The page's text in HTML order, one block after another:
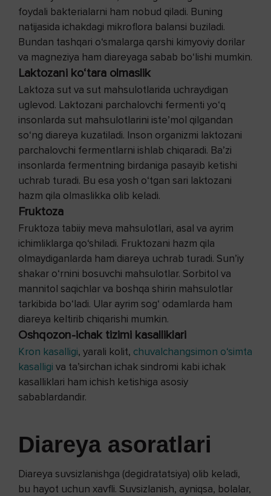
foydali bakterialarni ham nobud qiladi. Buning
natijasida ichakdagi mikroflora balansi buziladi.
Bundan tashqari o‘smalarga qarshi kimyoviy dorilar
va magneziya ham diareyaga sabab bo‘lishi mumkin.
Laktozani ko‘tara olmaslik
Laktoza sut va sut mahsulotlarida uchraydigan
uglevod. Laktozani parchalovchi fermenti yo‘q
insonlarda sut mahsulotlarini iste’mol qilgandan
so‘ng diareya kuzatiladi. Inson organizmi laktozani
parchalovchi fermentlarni ishlab chiqaradi. Ba’zi
insonlarda fermentning birdaniga pasayib ketishi
uchrab turadi. Bu esa yosh o‘tgan sari laktozani
hazm qila olmaslikka olib keladi.
Fruktoza
Fruktoza tabiiy meva mahsulotlari, asal va ayrim
ichimliklarga qo‘shiladi. Fruktozani hazm qila
olmaydiganlarda ham diareya uchrab turadi. Sun’iy
shakar o‘rnini bosuvchi mahsulotlar. Sorbitol va
mannitol saqichlar va boshqa shirin mahsulotlar
tarkibida bo‘ladi. Ular ayrim sog‘ odamlarda ham
diareya keltirib chiqarishi mumkin.
Oshqozon-ichak tizimi kasalliklari
Kron kasalligi, yarali kolit, chuvalchangsimon o‘simta
kasalligi va ta’sirchan ichak sindromi kabi ichak
kasalliklari ham ichish ketishiga asosiy
sabablardandir.
Diareya asoratlari
Diareya suvsizlanishga (degidratatsiya) olib keladi,
bu hayot uchun xavfli. Suvsizlanish, ayniqsa, bolalar,